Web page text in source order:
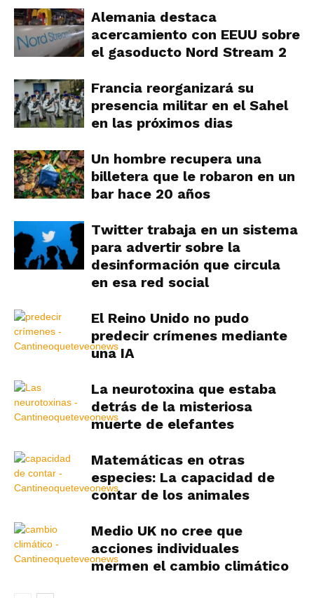
Alemania destaca
acercamiento con EEUU sobre
el gasoducto Nord Stream 2
Francia reorganizará su
presencia militar en el Sahel
en las próximos dias
Un hombre recupera una
billetera que le robaron en un
bar hace 20 años
Twitter trabaja en un sistema
para advertir sobre la
desinformación que circula
en esa red social
El Reino Unido no pudo
predecir crímenes mediante
una IA
La neurotoxina que estaba
detrás de la misteriosa
muerte de elefantes
Matemáticas en otras
especies: La capacidad de
contar de los animales
Medio UK no cree que
acciones individuales
mermen el cambio climático